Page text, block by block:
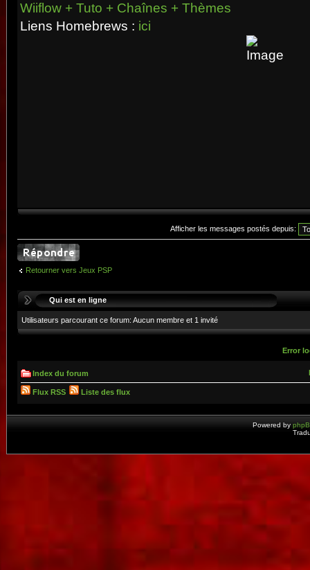
Wiiflow + Tuto + Chaînes + Thèmes
Liens Homebrews : ici
Afficher les messages postés depuis:
Retourner vers Jeux PSP
Qui est en ligne
Utilisateurs parcourant ce forum: Aucun membre et 1 invité
Error
Index du forum
Flux RSS Liste des flux
Powered by